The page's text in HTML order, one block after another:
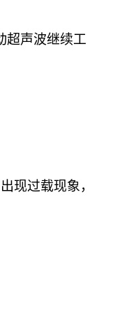
超声波继续工
现过载现象，